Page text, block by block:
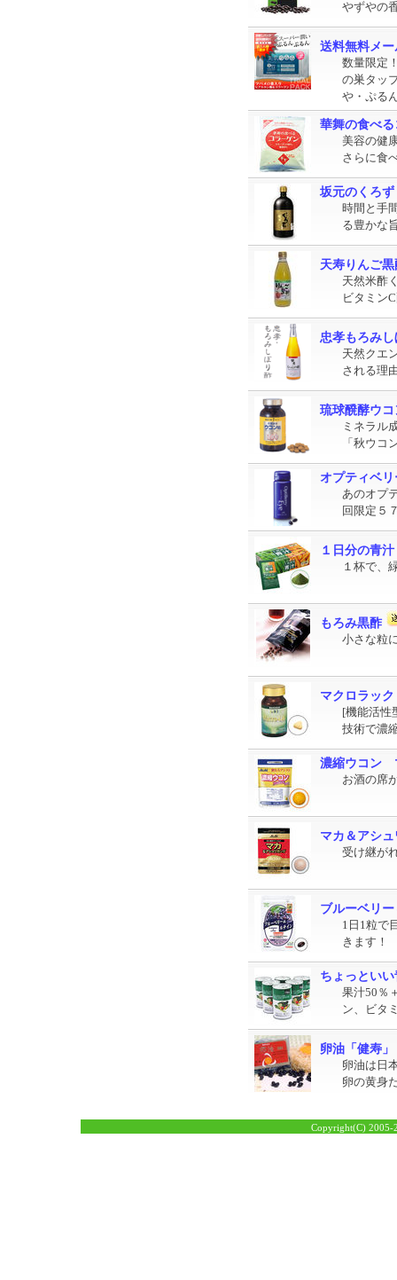
やずやの
送料無料メ
数量限定
の巣タッ
や・ぷる
華舞の食べる
美容の健
さらに食
坂元のくろ
時間と手
る豊かな
天寿りんご
天然米酢
ビタミン
忠孝もろみ
天然クエ
される理
琉球醗酵ウ
ミネラル
「秋ウコ
オプティベ
あのオプ
回限定５
１日分の青
１杯で、
もろみ黒酢
小さな粒
マクロラック
[機能活性
技術で濃
濃縮ウコン
お酒の席
マカ＆アシ
受け継が
ブルーベリ
1日1粒で
きます！
ちょっとい
果汁50％
ン、ビタ
卵油「健寿」
卵油は日
卵の黄身
Copyright(C) 2005-